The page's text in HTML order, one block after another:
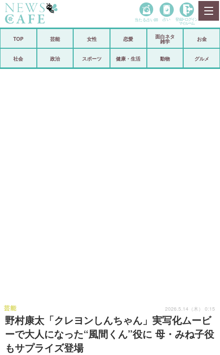
政治
当たる占い師 占い 登録• ログイン
マイルーム
TOP 芸能 女性 恋愛
面白ネタ
雑学
お金
社会 政治 スポーツ 健康・生活 動物 グルメ
野村康太「クレヨンしんちゃん」実写化ムービ
ーで大人になった“風間くん”役に 母・みね子役
もサプライズ登場
芸能 2026.5.14（木） 0:15